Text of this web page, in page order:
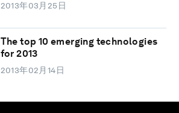
2013年03月25日
The top 10 emerging technologies
for 2013
2013年02月14日